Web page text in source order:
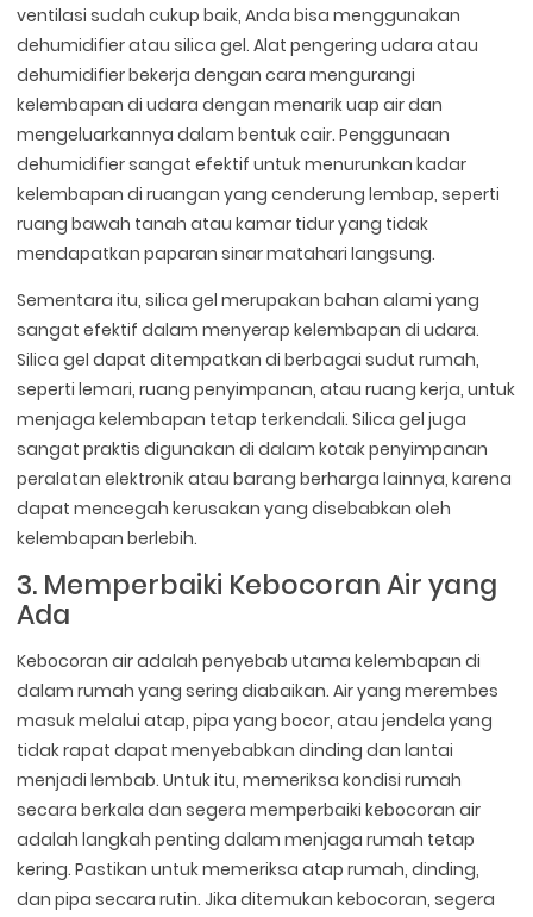
ventilasi sudah cukup baik, Anda bisa menggunakan
dehumidifier atau silica gel. Alat pengering udara atau
dehumidifier bekerja dengan cara mengurangi
kelembapan di udara dengan menarik uap air dan
mengeluarkannya dalam bentuk cair. Penggunaan
dehumidifier sangat efektif untuk menurunkan kadar
kelembapan di ruangan yang cenderung lembap, seperti
ruang bawah tanah atau kamar tidur yang tidak
mendapatkan paparan sinar matahari langsung.
Sementara itu, silica gel merupakan bahan alami yang
sangat efektif dalam menyerap kelembapan di udara.
Silica gel dapat ditempatkan di berbagai sudut rumah,
seperti lemari, ruang penyimpanan, atau ruang kerja, untuk
menjaga kelembapan tetap terkendali. Silica gel juga
sangat praktis digunakan di dalam kotak penyimpanan
peralatan elektronik atau barang berharga lainnya, karena
dapat mencegah kerusakan yang disebabkan oleh
kelembapan berlebih.
3. Memperbaiki Kebocoran Air yang
Ada
Kebocoran air adalah penyebab utama kelembapan di
dalam rumah yang sering diabaikan. Air yang merembes
masuk melalui atap, pipa yang bocor, atau jendela yang
tidak rapat dapat menyebabkan dinding dan lantai
menjadi lembab. Untuk itu, memeriksa kondisi rumah
secara berkala dan segera memperbaiki kebocoran air
adalah langkah penting dalam menjaga rumah tetap
kering. Pastikan untuk memeriksa atap rumah, dinding,
dan pipa secara rutin. Jika ditemukan kebocoran, segera